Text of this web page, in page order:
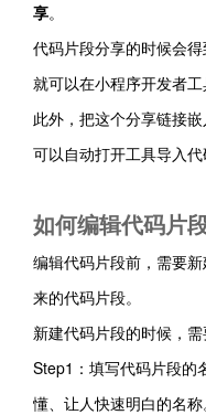
享。
代码片段分享的时候会
就可以在小程序开发者
此外， 把这个分享链接
可以自动打开工具导入代
如何编辑代码片
编辑代码片段前，需要
来的代码片段。
新建代码片段的时候，需
Step1 ：填写代码片段
懂、让人快速明白的名称